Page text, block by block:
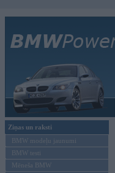
Ziņas un raksti
BMW modeļu jaunumi
BMW testi
Mēneša BMW